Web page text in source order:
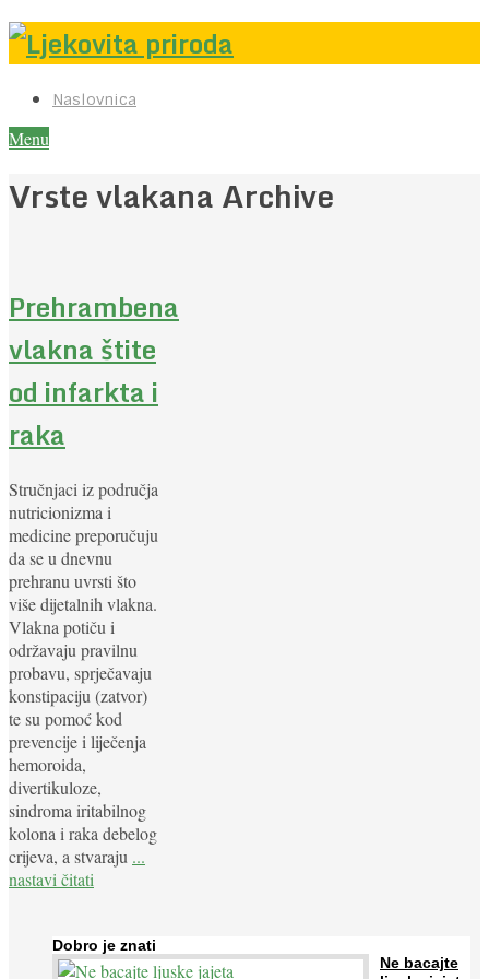
Naslovnica
Menu
Vrste vlakana Archive
Prehrambena
vlakna štite
od infarkta i
raka
Stručnjaci iz područja
nutricionizma i
medicine preporučuju
da se u dnevnu
prehranu uvrsti što
više dijetalnih vlakna.
Vlakna potiču i
održavaju pravilnu
probavu, sprječavaju
konstipaciju (zatvor)
te su pomoć kod
prevencije i liječenja
hemoroida,
divertikuloze,
sindroma iritabilnog
kolona i raka debelog
crijeva, a stvaraju ...
nastavi čitati
Dobro je znati
Ne bacajte